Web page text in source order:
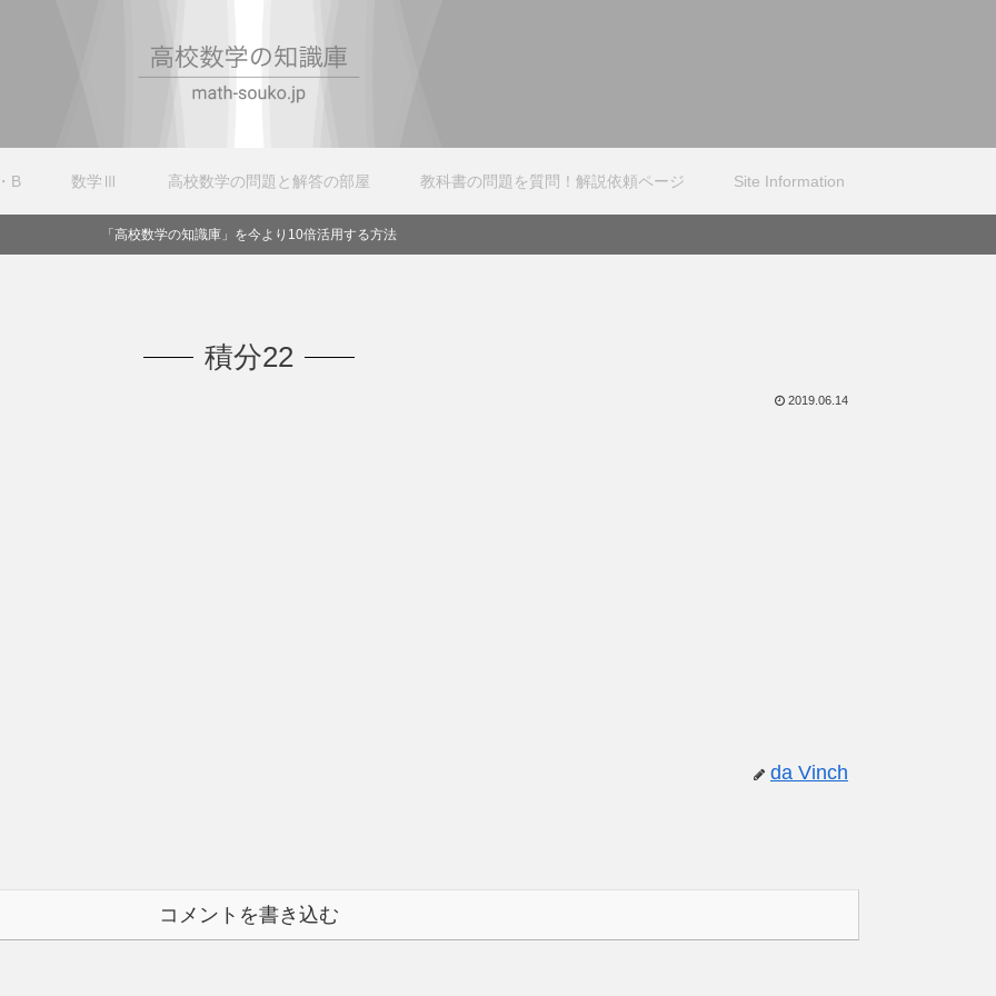
B 数学Ⅲ 高校数学の問題と解答の部屋 教科書の問題を質問！解説依頼ページ Site Information
「高校数学の知識庫」を今より10倍活用する方法
積分22
2019.06.14
da Vinch
コメントを書き込む